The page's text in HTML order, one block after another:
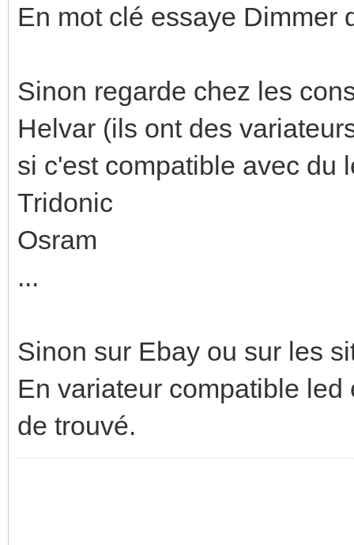
En mot clé essaye Dimmer
Sinon regarde chez les
Helvar (ils ont des
si c'est compatible avec du
Tridonic
Osram
...
Sinon sur Ebay ou sur les
En variateur compatible
de trouvé.